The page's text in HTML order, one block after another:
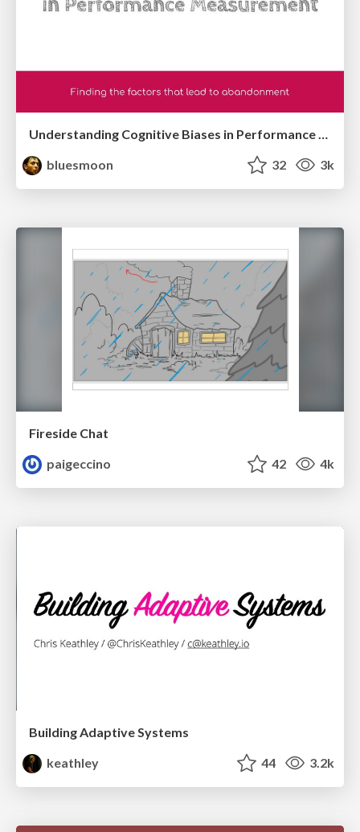
bluesmoon
32 3k
Fireside Chat
paigeccino
42 4k
Building Adaptive Systems
keathley
44 3.2k